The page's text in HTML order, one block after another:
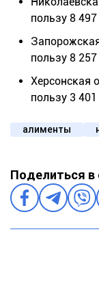
пользу 8 497
пользу 8 257
Херсонская
пользу 3
алименты
Поделиться в